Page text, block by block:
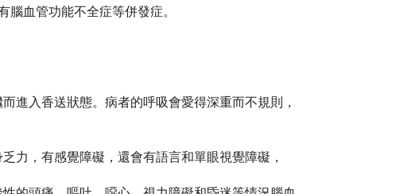
血管功能不全症等併發症。
進入香送狀態。病者的呼吸會愛得深重而不規則，
力，有感覺障礙，還會有語言和單眼視覺障礙，